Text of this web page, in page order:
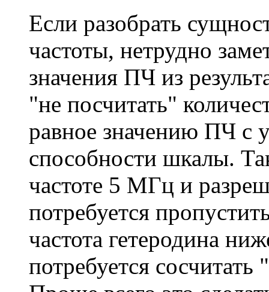
Если разобрать
частоты, нетрудно
значения ПЧ из
"не посчитать"
равное значению ПЧ с
способности шкалы.
частоте 5 МГц и
потребуется
частота гетеродина
потребуется